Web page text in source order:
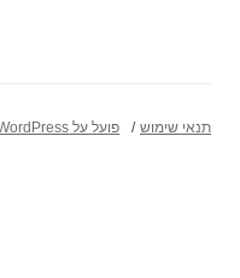
תנאי שימוש פועל על WordPress